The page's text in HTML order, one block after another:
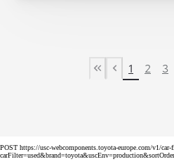
First Page
Previous
1 2 3
POST https://usc-webcomponents.toyota-europe.com/v1/